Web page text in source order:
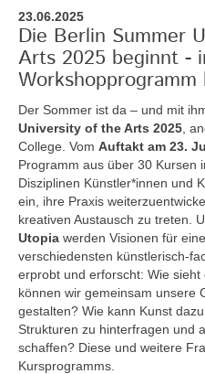
23.06.2025
Die Berlin Summer
Arts 2025 beginnt -
Der Sommer ist da – und mit
University of the Arts 2025 ,
College. Vom Auftakt am 23.
Programm aus über 30 Kursen
Disziplinen Künstler*innen und
ein, ihre Praxis
kreativen Austausch zu treten.
Utopia werden Visionen für
verschiedensten künstlerisch-
erprobt und erforscht: Wie
können wir gemeinsam unsere
gestalten? Wie kann Kunst
Strukturen zu hinterfragen und
schaffen? Diese und weitere
Kursprogramms.